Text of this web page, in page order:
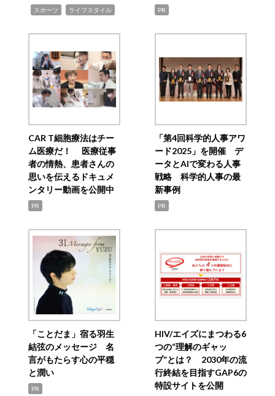
スポーツ ライフスタイル PR
CAR T細胞療法はチー
ム医療だ！ 医療従事
者の情熱、患者さんの
思いを伝えるドキュメ
ンタリー動画を公開中
PR
「第4回科学的人事アワ
ード2025」を開催 デ
ータとAIで変わる人事
戦略 科学的人事の最
新事例
PR
「ことだま」宿る羽生
結弦のメッセージ 名
言がもたらす心の平穏
と潤い
PR
HIV/エイズにまつわる6
つの“理解のギャッ
プ”とは？ 2030年の流
行終結を目指すGAP6の
特設サイトを公開